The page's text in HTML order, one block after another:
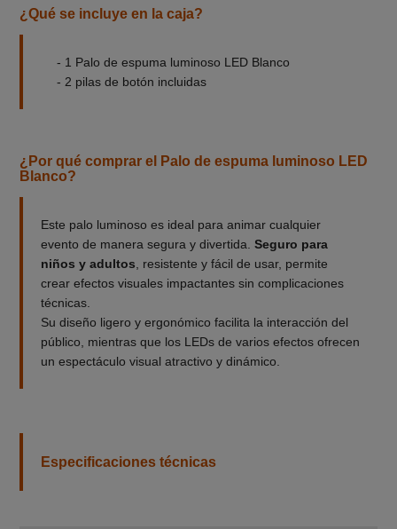
¿Qué se incluye en la caja?
- 1 Palo de espuma luminoso LED Blanco
- 2 pilas de botón incluidas
¿Por qué comprar el Palo de espuma luminoso LED
Blanco?
Este palo luminoso es ideal para animar cualquier
evento de manera segura y divertida. Seguro para
niños y adultos , resistente y fácil de usar, permite
crear efectos visuales impactantes sin complicaciones
técnicas.
Su diseño ligero y ergonómico facilita la interacción del
público, mientras que los LEDs de varios efectos ofrecen
un espectáculo visual atractivo y dinámico.
Especificaciones técnicas